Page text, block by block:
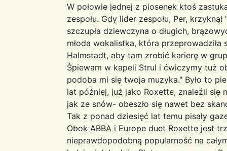
W połowie jednej z piosenek ktoś
zespołu. Gdy lider zespołu, Per,
szczupła dziewczyna o długich,
młoda wokalistka, która
Halmstadt, aby tam zrobić karierę w
Śpiewam w kapeli Strul i ćwiczymy tuż
podoba mi się twoja muzyka." Było to
lat później, już jako Roxette, znaleźli się
jak ze snów- obeszło się nawet bez
Tak z ponad dziesięć lat temu pisały
Obok ABBA i Europe duet Roxette jest
nieprawdopodobną popularność na